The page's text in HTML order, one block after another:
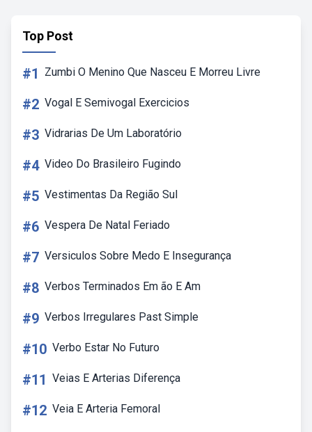
Top Post
#1 Zumbi O Menino Que Nasceu E Morreu Livre
#2 Vogal E Semivogal Exercicios
#3 Vidrarias De Um Laboratório
#4 Video Do Brasileiro Fugindo
#5 Vestimentas Da Região Sul
#6 Vespera De Natal Feriado
#7 Versiculos Sobre Medo E Insegurança
#8 Verbos Terminados Em ão E Am
#9 Verbos Irregulares Past Simple
#10 Verbo Estar No Futuro
#11 Veias E Arterias Diferença
#12 Veia E Arteria Femoral